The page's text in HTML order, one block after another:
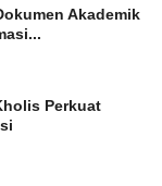
Akademik
Perkuat